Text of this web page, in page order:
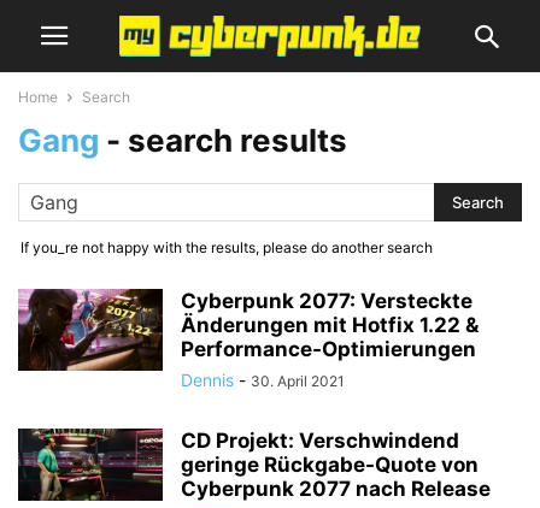
Home Search
Gang - search results
If you_re not happy with the results, please do another search
Cyberpunk 2077: Versteckte
Änderungen mit Hotfix 1.22 &
Performance-Optimierungen
Dennis - 30. April 2021
CD Projekt: Verschwindend
geringe Rückgabe-Quote von
Cyberpunk 2077 nach Release